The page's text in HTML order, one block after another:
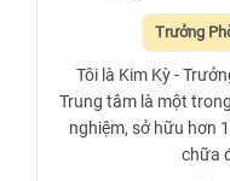
Trưởng
Tôi là Kim Kỳ -
Trung tâm là một
nghiệm, sở hữu hơn
chữa